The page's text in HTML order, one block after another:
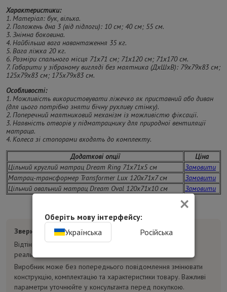
Характеристики:
1. Матеріал: бук, вільха.
2. Положень дна 3 (від підлоги): 10 см; 40 см; 55 см.
3. Знімна боковина.
4. Найбільша вага навантаження 35 кг.
5. Вага ліжка 20 кг.
6. Розміри спального місця 71х71 см; 71х120 см; 71х170 см.
7. Габарити у зібраному вигляді без маятника (ДхШхВ): 79х79х83 см;
125х79х83 см; 175х79х83 см.
Особливості:
1. Можливість використовувати ліжечко як приставний або диван
(для цього потрібно зняти бічну рухливу стінку).
2. Поперечний маятниковий механізм із можливістю фіксації.
3. Наявність отворів у підматрацнику для природної вентиляції
матраца.
4. Колеса зі стопорами входять до комплекту.
Додаткові опції
Ціна
Цільний круглий матрац Dream Ring 71х71х5 см
Замовити
Матрац-трансформер Transformer Lux 120х71х7 см
Замовити
Цільний овальний матрац Dream Oval 120х71х10 см
Замовити
Зверніть увагу:
Відтінок товару на фотографіях може відрізнятися від
реального.
Виробник може без попереднього повідомлення змінювати
конструкцію, комплектацію та характеристики товару. Важливі
параметри уточнюйте у консультанта перед покупкою.
×
Оберіть мову інтерфейсу:
Українська
Російська